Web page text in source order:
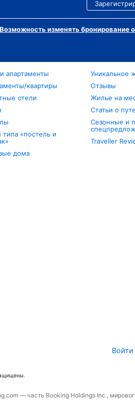
Возможность изменять бронирование
апартаменты
квартиры
отели
типа «постель и
дома
Уникальное
Отзывы
Жилье на
Статьи о
Сезонные и
Traveller
Войти
— часть Booking Holdings Inc.,